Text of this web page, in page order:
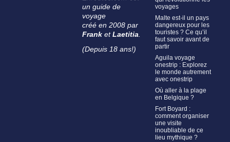
un guide de
voyage
créé en 2008 par
FranketLaetitia
(Depuis 18 ans!)
voyages
Malte est-il un pays
dangereux pour les
touristes ? Ce qu’il
faut savoir avant de
partir
Aguila voyage
onestrip : Explorez
le monde autrement
avec onestrip
Où aller à la plage
en Belgique ?
Fort Boyard :
comment organiser
une visite
inoubliable de ce
lieu mythique ?